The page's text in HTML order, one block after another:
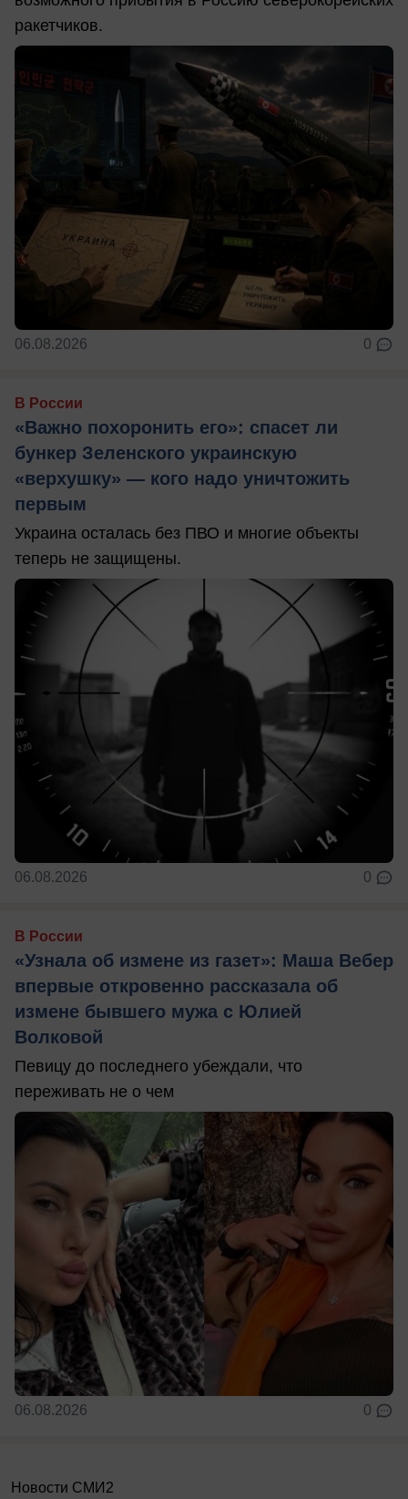
ракетчиков.
06.08.2026 0
В России
«Важно похоронить его»: спасет ли
бункер Зеленского украинскую
«верхушку» — кого надо уничтожить
первым
Украина осталась без ПВО и многие объекты
теперь не защищены.
06.08.2026 0
В России
«Узнала об измене из газет»: Маша Вебер
впервые откровенно рассказала об
измене бывшего мужа с Юлией
Волковой
Певицу до последнего убеждали, что
переживать не о чем
06.08.2026 0
Новости СМИ2